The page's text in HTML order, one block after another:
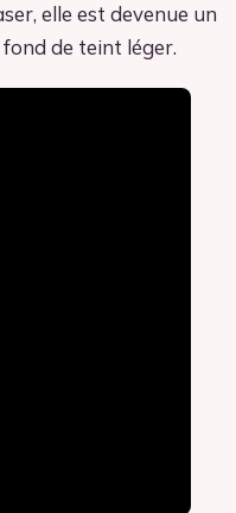
elle est devenue un
de teint léger.